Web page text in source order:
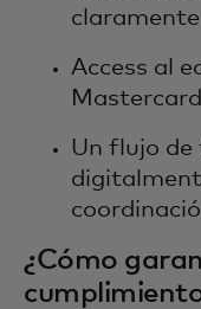
Access al
Mastercard
Un flujo
¿Cómo